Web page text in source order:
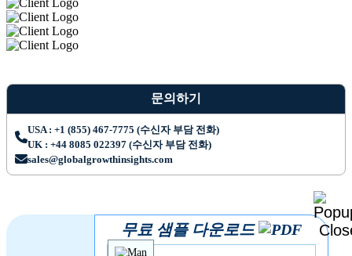
문의하기
USA : +1 (855) 467-7775 (수신자 부담 전화)
UK : +44 8085 022397 (수신자 부담 전화)
sales@globalgrowthinsights.com
무료 샘플 다운로드